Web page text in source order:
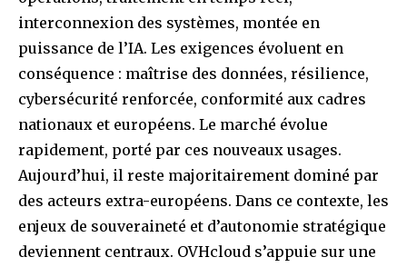
interconnexion des systèmes, montée en
puissance de l’IA. Les exigences évoluent en
conséquence : maîtrise des données, résilience,
cybersécurité renforcée, conformité aux cadres
nationaux et européens. Le marché évolue
rapidement, porté par ces nouveaux usages.
Aujourd’hui, il reste majoritairement dominé par
des acteurs extra-européens. Dans ce contexte, les
enjeux de souveraineté et d’autonomie stratégique
deviennent centraux. OVHcloud s’appuie sur une